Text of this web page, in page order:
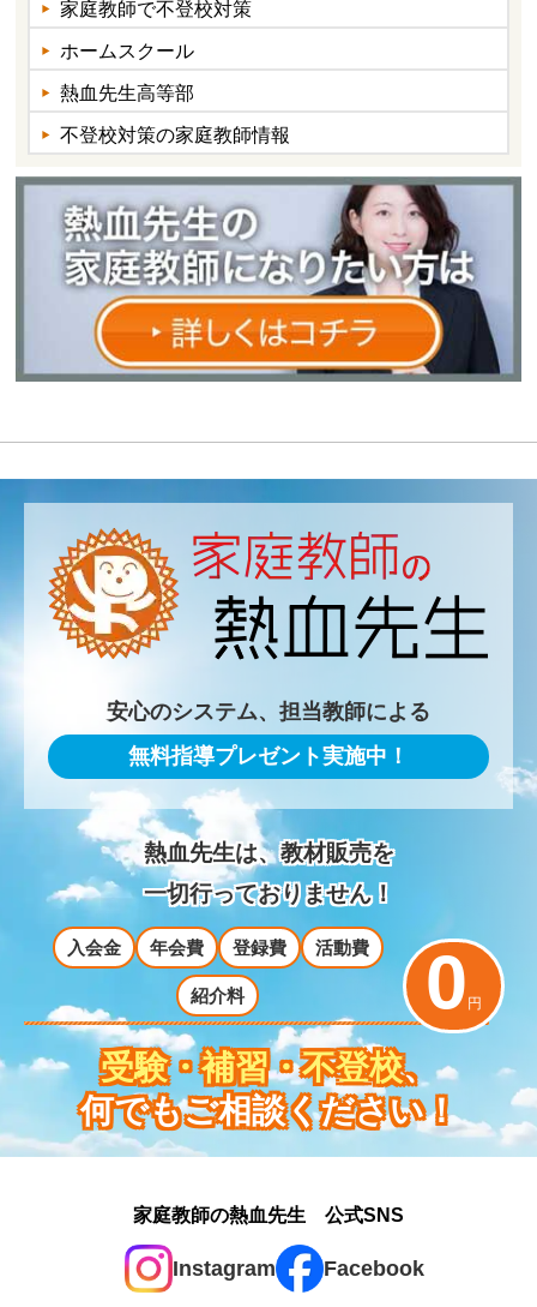
家庭教師で不登校対策
ホームスクール
熱血先生高等部
不登校対策の家庭教師情報
安心のシステム、担当教師による
無料指導プレゼント実施中！
熱血先生は、教材販売を
一切行っておりません！
入会金 年会費 登録費 活動費
紹介料 0 円
受験・補習・不登校、
何でもご相談ください！
家庭教師の熱血先生 公式SNS
Instagram Facebook